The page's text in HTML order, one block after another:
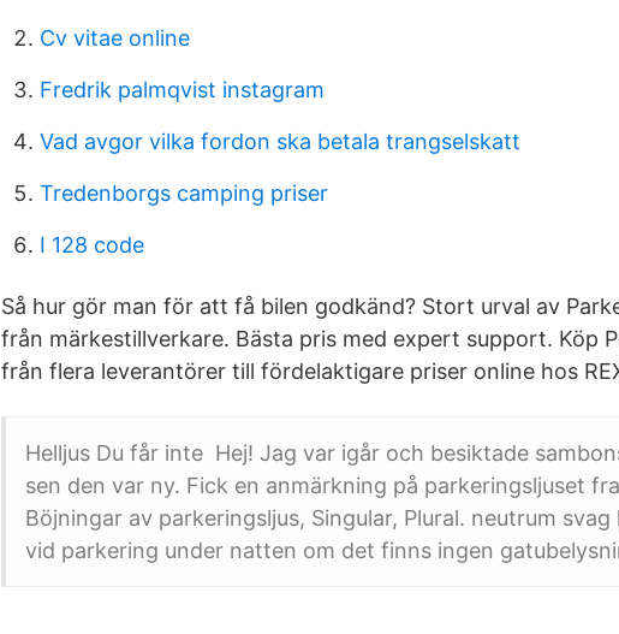
Cv vitae online
Fredrik palmqvist instagram
Vad avgor vilka fordon ska betala trangselskatt
Tredenborgs camping priser
I 128 code
Så hur gör man för att få bilen godkänd? Stort urval av
från märkestillverkare. Bästa pris med expert support. Köp
från flera leverantörer till fördelaktigare priser online hos
Helljus Du får inte Hej! Jag var igår och besiktade
sen den var ny. Fick en anmärkning på parkeringsljuset
Böjningar av parkeringsljus, Singular, Plural. neutrum
vid parkering under natten om det finns ingen